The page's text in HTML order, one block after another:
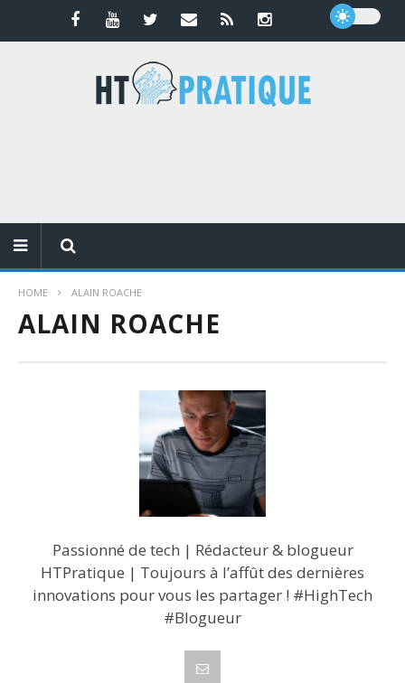
HOME ALAIN ROACHE
ALAIN ROACHE
Passionné de tech | Rédacteur & blogueur
HTPratique | Toujours à l’affût des dernières
innovations pour vous les partager ! #HighTech
#Blogueur